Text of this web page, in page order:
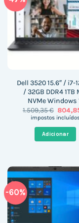
Dell 3520 15.6″ / i7-
/ 32GB DDR4 1TB
NVMe Windows
1.509,35€ O
preço
impostos
Adicionar
-60%